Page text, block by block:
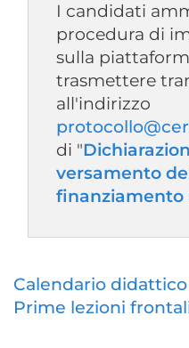
I candidati
procedura di
sulla
trasmettere
all'indirizzo
di "
versamento
Calendario
Prime lezioni